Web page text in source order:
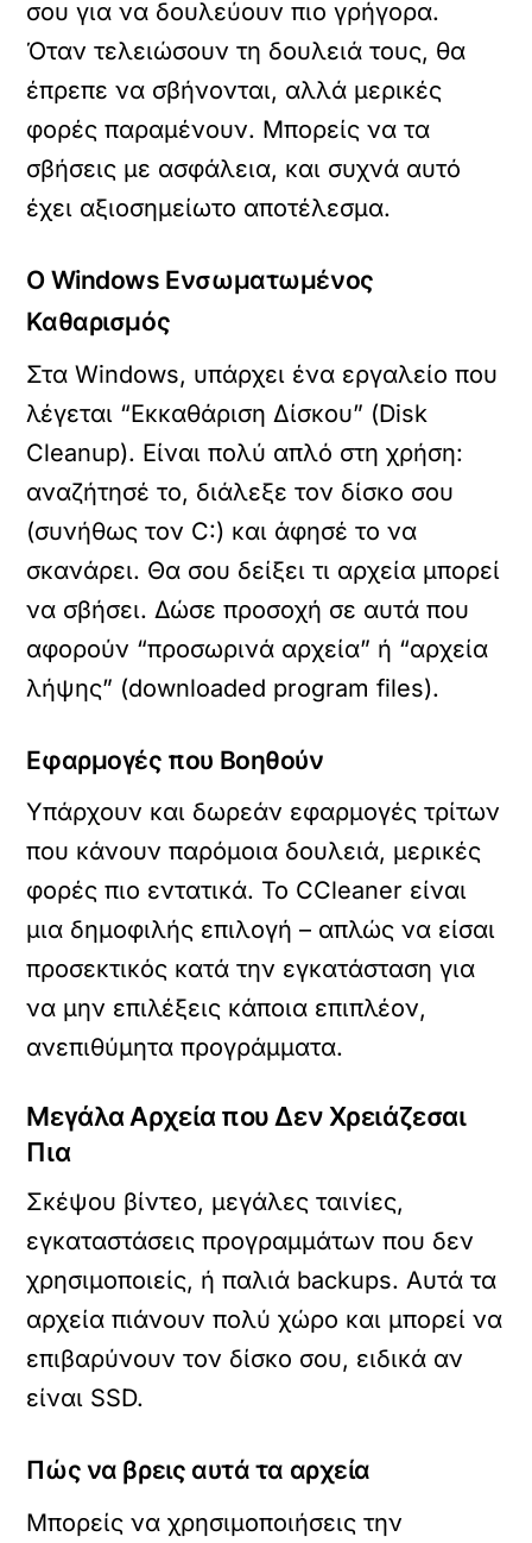
σου για να δουλεύουν πιο γρήγορα.
Όταν τελειώσουν τη δουλειά τους, θα
έπρεπε να σβήνονται, αλλά μερικές
φορές παραμένουν. Μπορείς να τα
σβήσεις με ασφάλεια, και συχνά αυτό
έχει αξιοσημείωτο αποτέλεσμα.
Ο Windows Ενσωματωμένος
Καθαρισμός
Στα Windows, υπάρχει ένα εργαλείο που
λέγεται “Εκκαθάριση Δίσκου” (Disk
Cleanup). Είναι πολύ απλό στη χρήση:
αναζήτησέ το, διάλεξε τον δίσκο σου
(συνήθως τον C:) και άφησέ το να
σκανάρει. Θα σου δείξει τι αρχεία μπορεί
να σβήσει. Δώσε προσοχή σε αυτά που
αφορούν “προσωρινά αρχεία” ή “αρχεία
λήψης” (downloaded program files).
Εφαρμογές που Βοηθούν
Υπάρχουν και δωρεάν εφαρμογές τρίτων
που κάνουν παρόμοια δουλειά, μερικές
φορές πιο εντατικά. Το CCleaner είναι
μια δημοφιλής επιλογή – απλώς να είσαι
προσεκτικός κατά την εγκατάσταση για
να μην επιλέξεις κάποια επιπλέον,
ανεπιθύμητα προγράμματα.
Μεγάλα Αρχεία που Δεν Χρειάζεσαι
Πια
Σκέψου βίντεο, μεγάλες ταινίες,
εγκαταστάσεις προγραμμάτων που δεν
χρησιμοποιείς, ή παλιά backups. Αυτά τα
αρχεία πιάνουν πολύ χώρο και μπορεί να
επιβαρύνουν τον δίσκο σου, ειδικά αν
είναι SSD.
Πώς να βρεις αυτά τα αρχεία
Μπορείς να χρησιμοποιήσεις την